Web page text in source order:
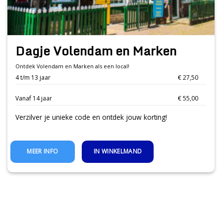
Dagje Volendam en Marken
Ontdek Volendam en Marken als een local!
4 t/m 13 jaar € 27,50
Vanaf 14 jaar € 55,00
Verzilver je unieke code en ontdek jouw korting!
IN WINKELMAND
MEER INFO